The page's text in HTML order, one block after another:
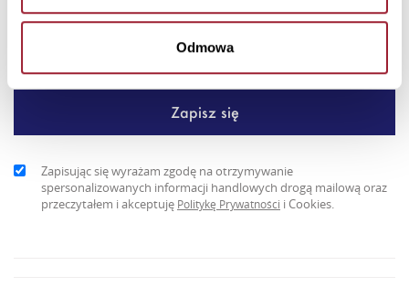
Odmowa
Zapisując się wyrażam zgodę na otrzymywanie
spersonalizowanych informacji handlowych drogą mailową oraz
przeczytałem i akceptuję Politykę Prywatności i Cookies.